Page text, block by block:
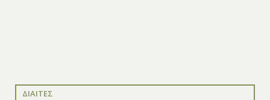
ΔΙΑΙΤΕΣ